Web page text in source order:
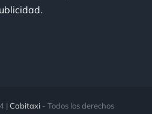
| Cabitaxi - Todos los derechos